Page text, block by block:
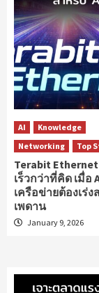
AI
Knowledge
Networking
Top
Terabit
เร็วกว่าที่คิด เมื่อ
เครือข่ายต้องเร่
เพดาน
January 9, 2026